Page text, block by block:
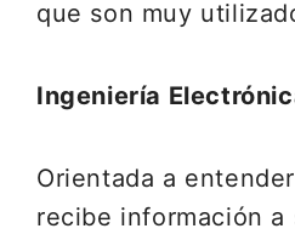
que son muy
Ingeniería
Orientada a
recibe información a